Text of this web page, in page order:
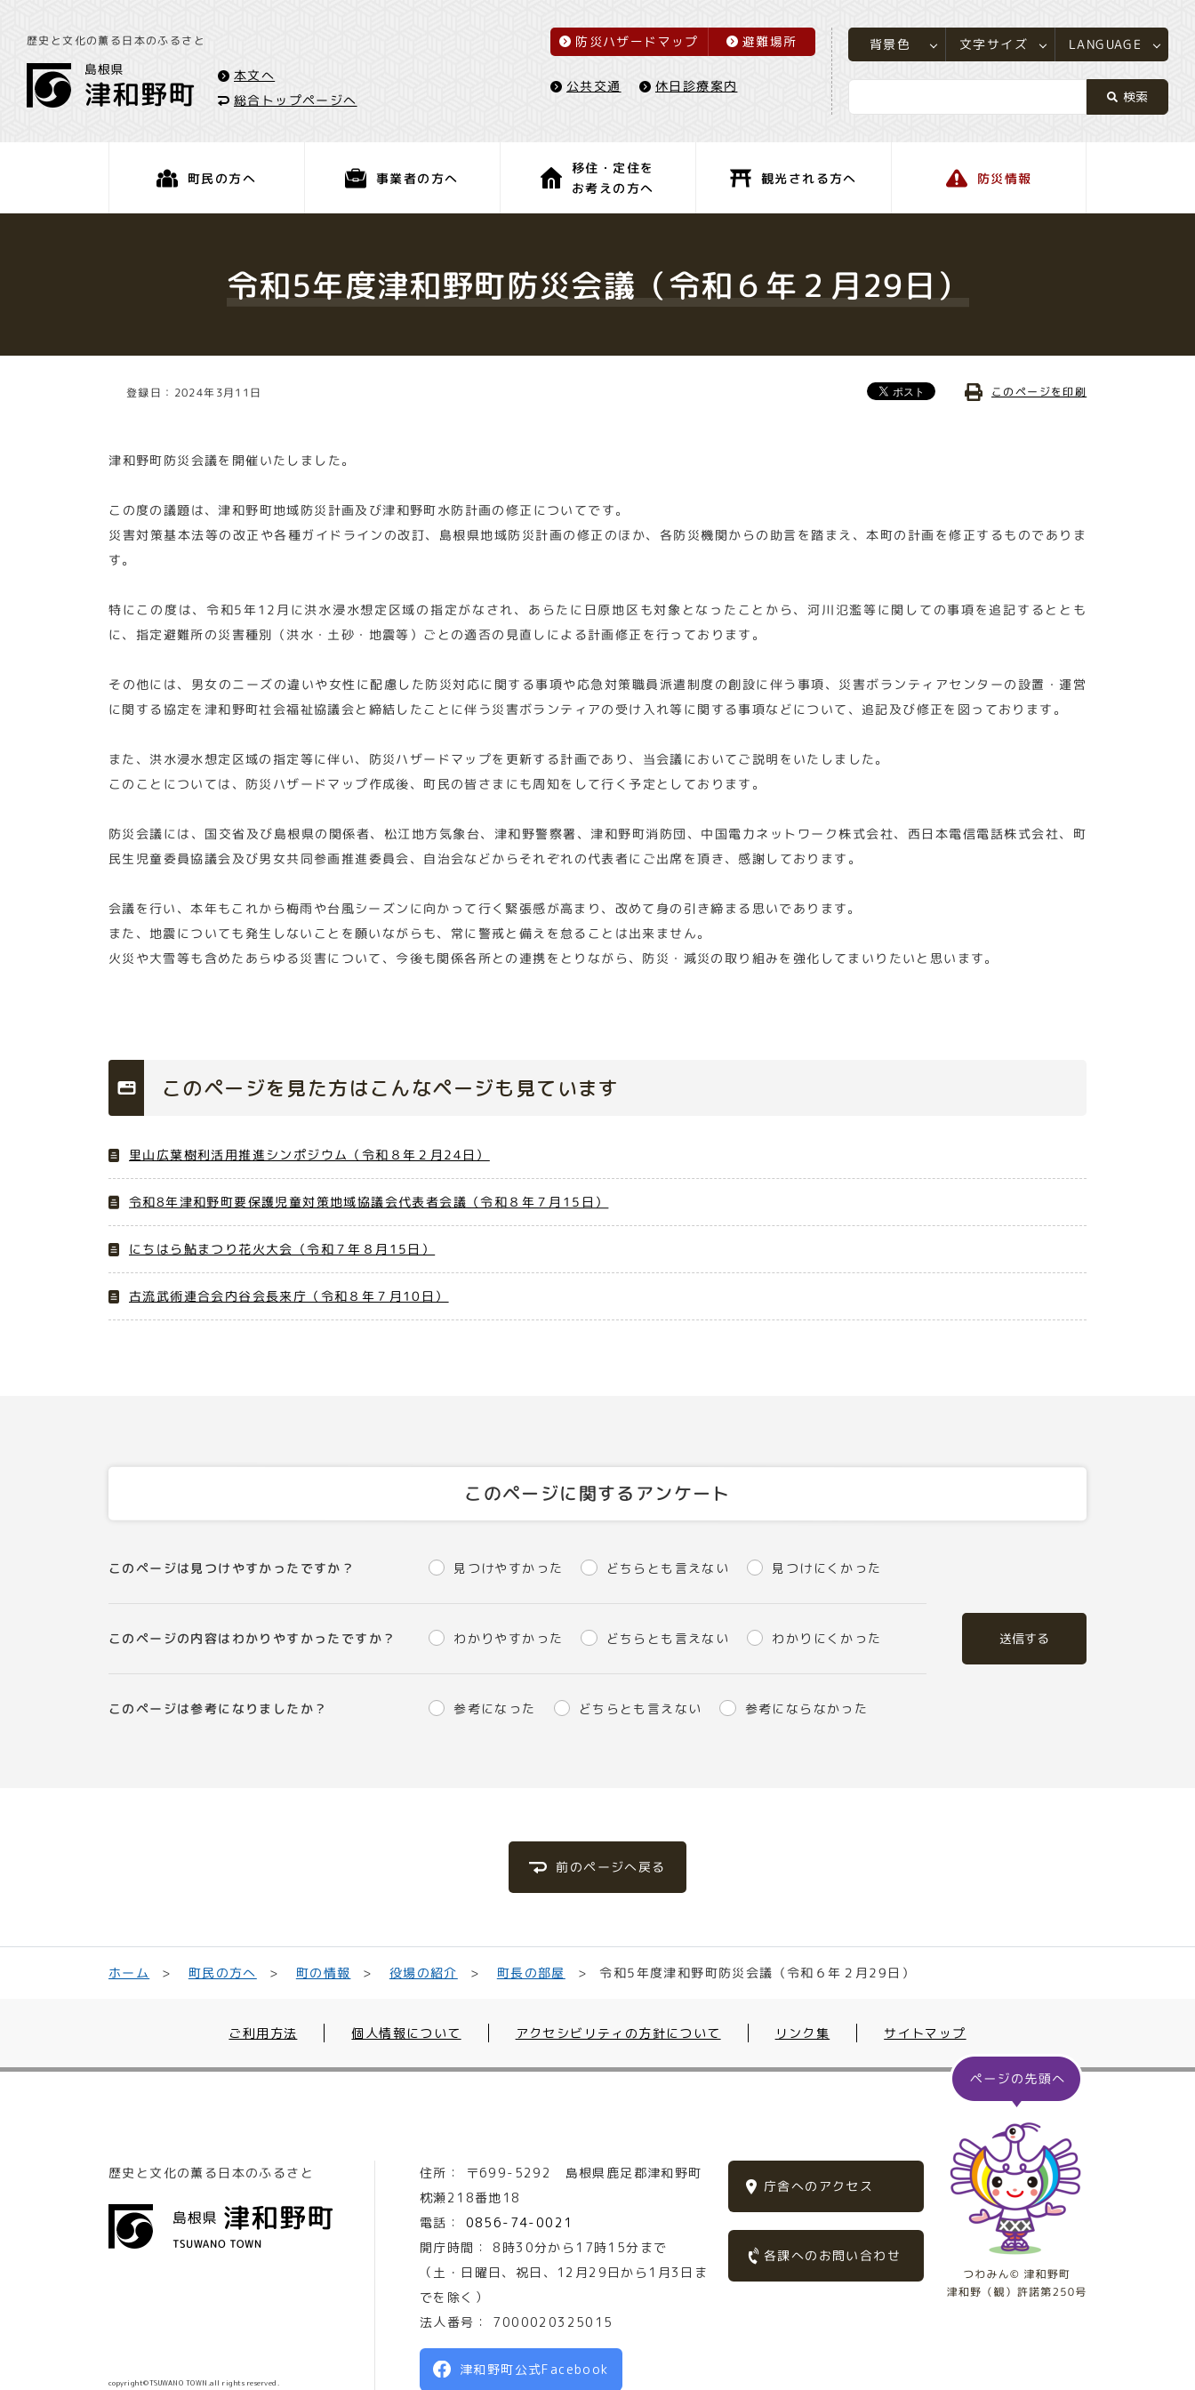
歴史と文化の薫る日本のふるさと
本文へ
総合トップページへ
防災ハザードマップ 避難場所
公共交通 休日診療案内
背景色 文字サイズ LANGUAGE
町民の方へ 事業者の方へ
移住・定住を
お考えの方へ
観光される方へ 防災情報
令和5年度津和野町防災会議（令和６年２月29日）
登録日：2024年3月11日 このページを印刷
津和野町防災会議を開催いたしました。
この度の議題は、津和野町地域防災計画及び津和野町水防計画の修正についてです。
災害対策基本法等の改正や各種ガイドラインの改訂、島根県地域防災計画の修正のほか、各防災機関からの助言を踏まえ、本町の計画を修正するものでありま
す。
特にこの度は、令和5年12月に洪水浸水想定区域の指定がなされ、あらたに日原地区も対象となったことから、河川氾濫等に関しての事項を追記するととも
に、指定避難所の災害種別（洪水・土砂・地震等）ごとの適否の見直しによる計画修正を行っております。
その他には、男女のニーズの違いや女性に配慮した防災対応に関する事項や応急対策職員派遣制度の創設に伴う事項、災害ボランティアセンターの設置・運営
に関する協定を津和野町社会福祉協議会と締結したことに伴う災害ボランティアの受け入れ等に関する事項などについて、追記及び修正を図っております。
また、洪水浸水想定区域の指定等に伴い、防災ハザードマップを更新する計画であり、当会議においてご説明をいたしました。
このことについては、防災ハザードマップ作成後、町民の皆さまにも周知をして行く予定としております。
防災会議には、国交省及び島根県の関係者、松江地方気象台、津和野警察署、津和野町消防団、中国電力ネットワーク株式会社、西日本電信電話株式会社、町
民生児童委員協議会及び男女共同参画推進委員会、自治会などからそれぞれの代表者にご出席を頂き、感謝しております。
会議を行い、本年もこれから梅雨や台風シーズンに向かって行く緊張感が高まり、改めて身の引き締まる思いであります。
また、地震についても発生しないことを願いながらも、常に警戒と備えを怠ることは出来ません。
火災や大雪等も含めたあらゆる災害について、今後も関係各所との連携をとりながら、防災・減災の取り組みを強化してまいりたいと思います。
このページを見た方はこんなページも見ています
里山広葉樹利活用推進シンポジウム（令和８年２月24日）
令和8年津和野町要保護児童対策地域協議会代表者会議（令和８年７月15日）
にちはら鮎まつり花火大会（令和７年８月15日）
古流武術連合会内谷会長来庁（令和８年７月10日）
このページに関するアンケート
このページは見つけやすかったですか？ 見つけやすかった どちらとも言えない 見つけにくかった
このページの内容はわかりやすかったですか？ わかりやすかった どちらとも言えない わかりにくかった
このページは参考になりましたか？ 参考になった どちらとも言えない 参考にならなかった
送信する
前のページへ戻る
ホーム 町民の方へ 町の情報 役場の紹介 町長の部屋 令和5年度津和野町防災会議（令和６年２月29日）
ご利用方法 個人情報について アクセシビリティの方針について リンク集 サイトマップ
歴史と文化の薫る日本のふるさと
copyright©TSUWANO TOWN.all rights reserved.
住所： 〒699-5292 島根県鹿足郡津和野町
枕瀬218番地18
電話：
0856-74-0021
開庁時間：
8時30分から17時15分まで
（土・日曜日、祝日、12月29日から1月3日ま
でを除く）
法人番号：
7000020325015
津和野町公式Facebook
庁舎へのアクセス
各課へのお問い合わせ